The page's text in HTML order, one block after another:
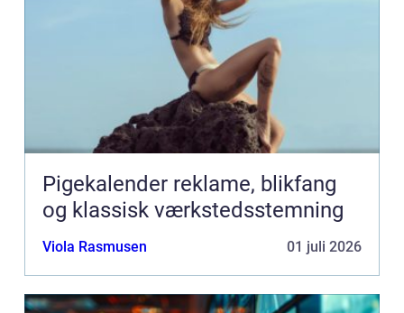
Pigekalender reklame, blikfang
og klassisk værkstedsstemning
Viola Rasmusen 01 juli 2026